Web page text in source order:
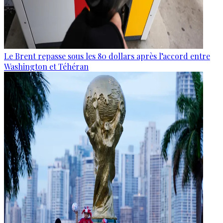
Le Brent repasse sous les 80 dollars après l’accord entre
Washington et Téhéran